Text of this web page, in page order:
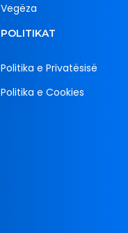
Vegëza
POLITIKAT
Politika e Privatësisë
Politika e Cookies